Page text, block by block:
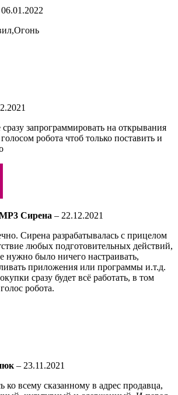
06.01.2022
запрограммировать на открывания
робота чтоб только поставить и
Сирена – 22.12.2021
Сирена разрабатывалась с прицелом
любых подготовительных действий,
нужно было ничего настраивать,
приложения или программы и.т.д.
сразу будет всё работать, в том
робота.
– 23.11.2021
ко всему сказанному в адрес продавца,